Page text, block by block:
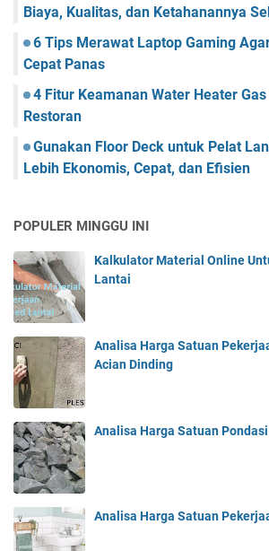
Biaya, Kualitas, dan Ketahanannya
6 Tips Merawat Laptop Gaming
Cepat Panas
4 Fitur Keamanan Water Heater
Restoran
Gunakan Floor Deck untuk Pelat
Lebih Ekonomis, Cepat, dan Efisien
POPULER MINGGU INI
Kalkulator Material Online
Lantai
Analisa Harga Satuan
Acian Dinding
Analisa Harga Satuan
Analisa Harga Satuan